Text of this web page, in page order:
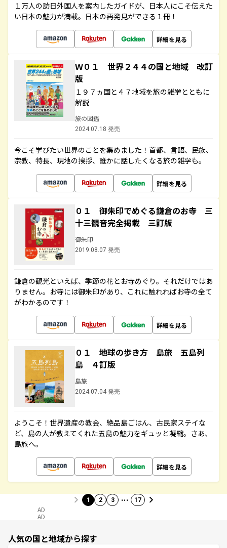
１万人の訪日外国人を案内したガイドが、日本人にこそ伝えた
い日本の魅力が満載。日本の再発見ができる１冊！
詳細を見る
Ｗ０１ 世界２４４の国と地域 改訂
版
１９７ヵ国と４７地域を旅の雑学とともに
解説
旅の図鑑
2024.07.18 発売
今こそ学びたい世界のことを集めました！首都、言語、民族、
宗教、特長、現地の挨拶、誰かに話したくなる旅の雑学も。
詳細を見る
０１ 御朱印でめぐる鎌倉のお寺 三
十三観音完全掲載 三訂版
御朱印
2019.08.07 発売
鎌倉の観光といえば、季節の花とお寺めぐり。それだけではあ
りません。お寺には御朱印があり、これに触れればお寺の全て
がわかるのです！
詳細を見る
０１ 地球の歩き方 島旅 五島列
島 ４訂版
島旅
2024.07.04 発売
ようこそ！世界遺産の教会、絶品島ごはん、古民家ステイな
ど、島の人が教えてくれた五島の魅力をギュッと凝縮。さあ、
島旅へ。
詳細を見る
1 2 3 … 17
AD
AD
人気の国と地域から探す